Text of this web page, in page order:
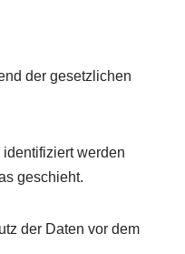
der gesetzlichen
werden
geschieht.
der Daten vor dem